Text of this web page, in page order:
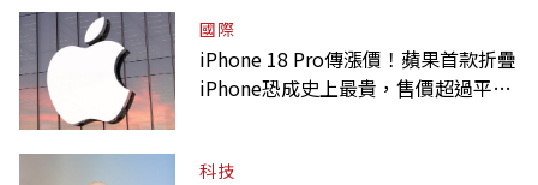
國際
iPhone 18 Pro傳漲價！蘋果首款折疊
iPhone恐成史上最貴，售價超過平均
科技